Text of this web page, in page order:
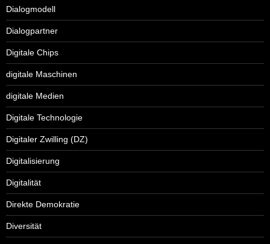
Dialogmodell
Dialogpartner
Digitale Chips
digitale Maschinen
digitale Medien
Digitale Technologie
Digitaler Zwilling (DZ)
Digitalisierung
Digitalität
Direkte Demokratie
Diversität